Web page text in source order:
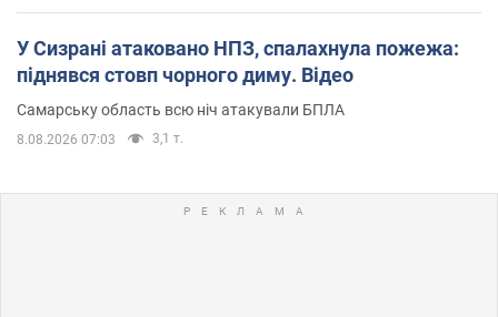
У Сизрані атаковано НПЗ, спалахнула пожежа:
піднявся стовп чорного диму. Відео
Самарську область всю ніч атакували БПЛА
8.08.2026 07:03 3,1 т.